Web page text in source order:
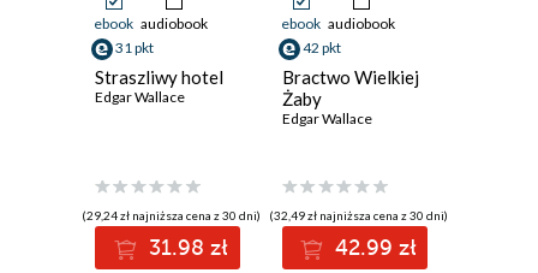
ebook audiobook
31 pkt
Straszliwy hotel
Edgar Wallace
(29,24 zł najniższa cena z 30 dni)
31.98 zł
ebook audiobook
42 pkt
Bractwo Wielkiej
Żaby
Edgar Wallace
(32,49 zł najniższa cena z 30 dni)
42.99 zł